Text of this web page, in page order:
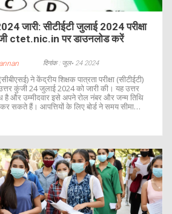
जारी: सीटीईटी जुलाई 2024 परीक्षा
ctet.nic.in पर डाउनलोड करें
दिनांक : जुल॰ 24 2024
ने केंद्रीय शिक्षक पात्रता परीक्षा (सीटीईटी)
कुंजी 24 जुलाई 2024 को जारी की। यह उत्तर
और उम्मीदवार इसे अपने रोल नंबर और जन्म तिथि
सकते हैं। आपत्तियों के लिए बोर्ड ने समय सीमा